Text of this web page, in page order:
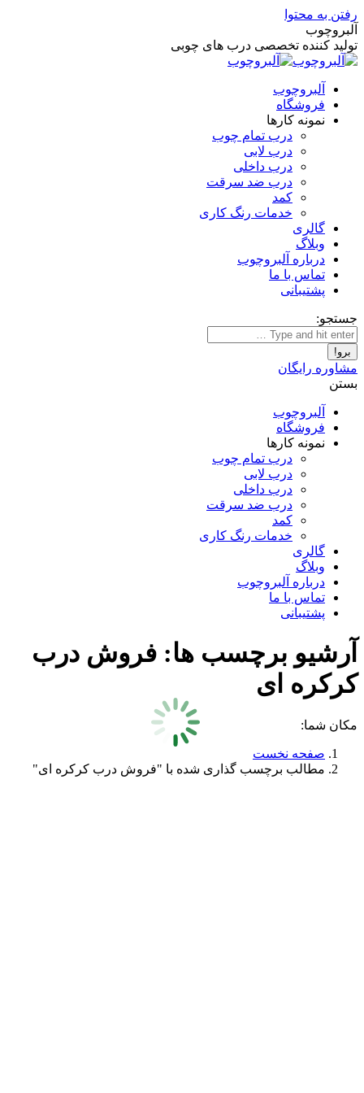
رفتن به محتوا
آلبروچوب
تولید کننده تخصصی درب های چوبی
آلبروچوب
فروشگاه
نمونه کارها
درب تمام چوب
درب لابی
درب داخلی
درب ضد سرقت
کمد
خدمات رنگ کاری
گالری
وبلاگ
درباره آلبروچوب
تماس با ما
پشتیبانی
جستجو:
مشاوره رایگان
بستن
آلبروچوب
فروشگاه
نمونه کارها
درب تمام چوب
درب لابی
درب داخلی
درب ضد سرقت
کمد
خدمات رنگ کاری
گالری
وبلاگ
درباره آلبروچوب
تماس با ما
پشتیبانی
آرشیو برچسب ها: فروش درب
کرکره ای
مکان شما:
صفحه نخست
مطالب برچسب گذاری شده با "فروش درب کرکره ای"